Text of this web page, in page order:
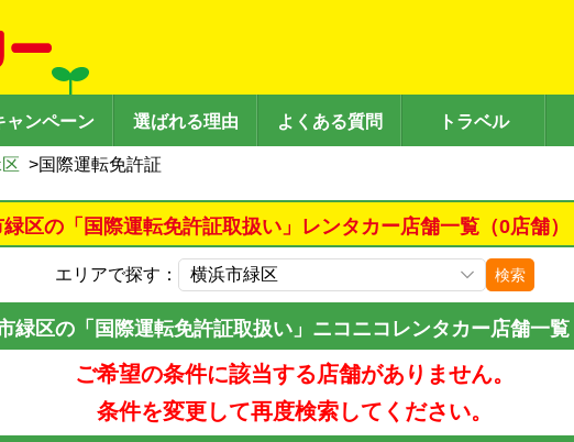
ャンペーン 選ばれる理由 よくある質問 トラベル
>国際運転免許証
区の「国際運転免許証取扱い」レンタカー店舗一覧（0店舗）
エリアで探す： 検索
緑区の「国際運転免許証取扱い」ニコニコレンタカー店舗一覧
ご希望の条件に該当する店舗がありません。
条件を変更して再度検索してください。